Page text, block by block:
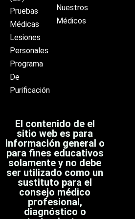
Pruebas
Médicas
Lesiones
Personales
Programa
De
Purificación
Nuestros
Médicos
El contenido de el
sitio web es para
información general o
para fines educativos
solamente y no debe
ser utilizado como un
sustituto para el
consejo médico
profesional,
diagnóstico o